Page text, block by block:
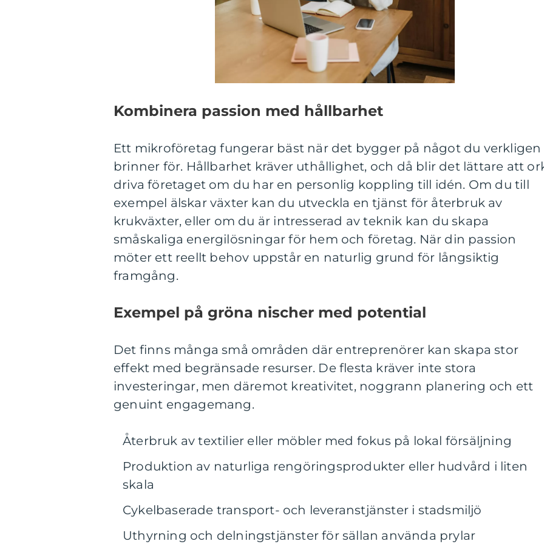
Kombinera passion med hållbarhet
Ett mikroföretag fungerar bäst när det bygger på något du verkligen
brinner för. Hållbarhet kräver uthållighet, och då blir det lättare att
driva företaget om du har en personlig koppling till idén. Om du till
exempel älskar växter kan du utveckla en tjänst för återbruk av
krukväxter, eller om du är intresserad av teknik kan du skapa
småskaliga energilösningar för hem och företag. När din passion
möter ett reellt behov uppstår en naturlig grund för långsiktig
framgång.
Exempel på gröna nischer med potential
Det finns många små områden där entreprenörer kan skapa stor
effekt med begränsade resurser. De flesta kräver inte stora
investeringar, men däremot kreativitet, noggrann planering och ett
genuint engagemang.
Återbruk av textilier eller möbler med fokus på lokal försäljning
Produktion av naturliga rengöringsprodukter eller hudvård i liten
skala
Cykelbaserade transport- och leveranstjänster i stadsmiljö
Uthyrning och delningstjänster för sällan använda prylar